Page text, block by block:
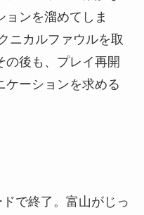
ョンを溜めてしま
ニカルファウルを取
の後も、プレイ再開
ケーションを求める
で終了。富山がじっ